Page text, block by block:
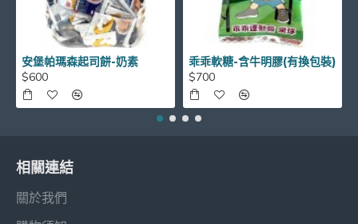
安堡帕瑪森起司餅-奶素
$600
乖乖軟糖-含牛明膠(有換包裝)
$700
相關連結
關於我們